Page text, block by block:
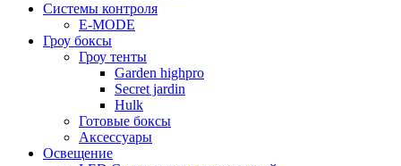
Системы контроля
E-MODE
Гроу боксы
Гроу тенты
Garden highpro
Secret jardin
Hulk
Готовые боксы
Аксессуары
Освещение